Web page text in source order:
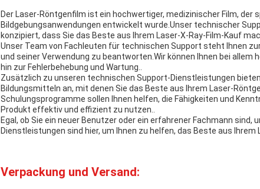
Der Laser-Röntgenfilm ist ein hochwertiger, medizinischer Film, der
Bildgebungsanwendungen entwickelt wurde.Unser technischer
konzipiert, dass Sie das Beste aus Ihrem Laser-X-Ray-Film-Kauf
Unser Team von Fachleuten für technischen Support steht Ihnen
und seiner Verwendung zu beantworten.Wir können Ihnen bei allem
hin zur Fehlerbehebung und Wartung..
Zusätzlich zu unseren technischen Support-Dienstleistungen
Bildungsmitteln an, mit denen Sie das Beste aus Ihrem Laser-
Schulungsprogramme sollen Ihnen helfen, die Fähigkeiten und
Produkt effektiv und effizient zu nutzen..
Egal, ob Sie ein neuer Benutzer oder ein erfahrener Fachmann
Dienstleistungen sind hier, um Ihnen zu helfen, das Beste aus Ihrem
Verpackung und Versand: